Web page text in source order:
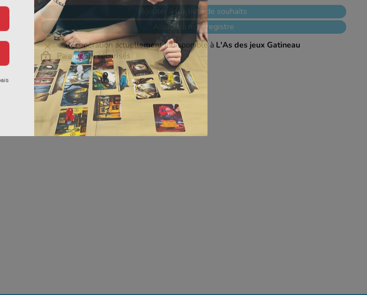
Ajouter à ma liste de souhaits
Ajouter à mon registre
Récupération actuellement indisponible à L'As des jeux Gatineau
Paiements sécurisés